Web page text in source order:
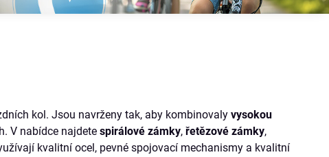
kol. Jsou navrženy tak, aby kombinovalyvysokou
V nabídce najdetespirálové zámky,řetězové zámky,
kvalitní ocel, pevné spojovací mechanismy a kvalitní